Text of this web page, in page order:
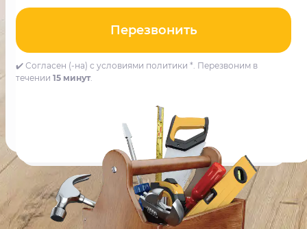
Перезвонить
✔️ Согласен (-на) с условиями политики *. Перезвоним в
течении 15 минут.